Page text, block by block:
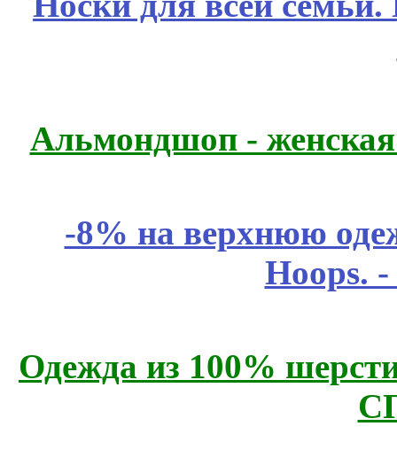
Альмондшоп -
-8% на верхнюю
Hoops.
Одежда из 100%